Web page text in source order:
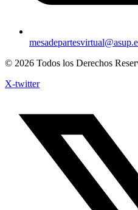
© 2026 Todos los Derechos
X-twitter